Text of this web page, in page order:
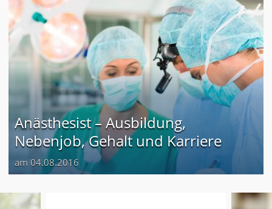
Anästhesist – Ausbildung,
Nebenjob, Gehalt und Karriere
am 04.08.2016